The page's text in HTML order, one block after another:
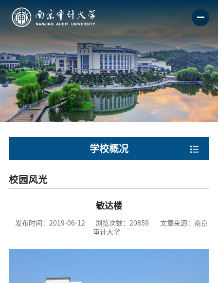
学校概况
校园风光
敏达楼
发布时间：2019-06-12 浏览次数： 20859
文章来源：南京
审计大学